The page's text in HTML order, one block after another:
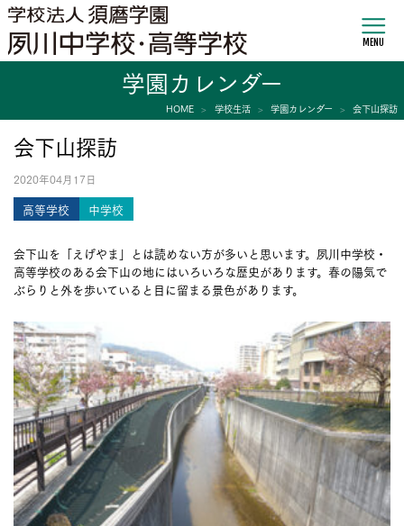
MENU
学園カレンダー
HOME 学校生活 学園カレンダー 会下山探訪
会下山探訪
2020年04月17日
高等学校 中学校
会下山を「えげやま」とは読めない方が多いと思います。夙川中学校・
高等学校のある会下山の地にはいろいろな歴史があります。春の陽気で
ぶらりと外を歩いていると目に留まる景色があります。